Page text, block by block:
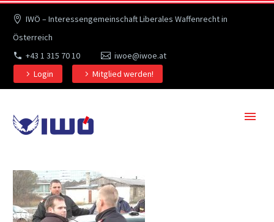
IWÖ – Interessengemeinschaft Liberales Waffenrecht in
Österreich
+43 1 315 70 10
iwoe@iwoe.at
Login
Mitglied werden!